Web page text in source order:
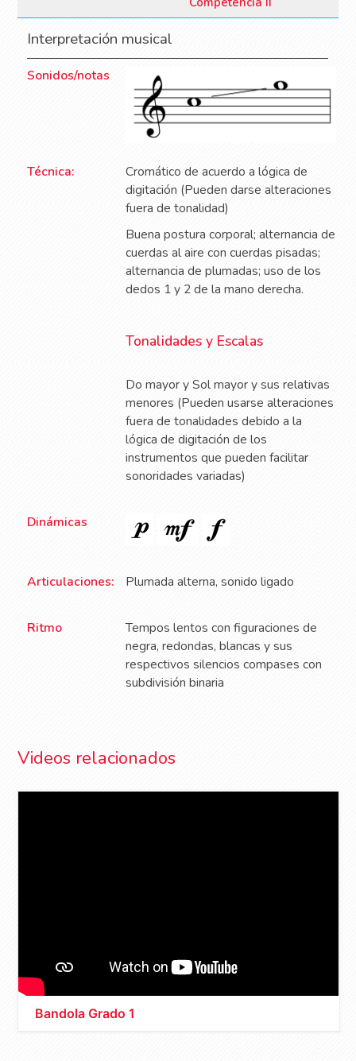
Interpretación musical
Sonidos/notas
Técnica:
Cromático de acuerdo a lógica de
digitación (Pueden darse alteraciones
fuera de tonalidad)
Buena postura corporal; alternancia de
cuerdas al aire con cuerdas pisadas;
alternancia de plumadas; uso de los
dedos 1 y 2 de la mano derecha.
Tonalidades y Escalas
Do mayor y Sol mayor y sus relativas
menores (Pueden usarse alteraciones
fuera de tonalidades debido a la
lógica de digitación de los
instrumentos que pueden facilitar
sonoridades variadas)
Dinámicas
Articulaciones: Plumada alterna, sonido ligado
Ritmo
Tempos lentos con figuraciones de
negra, redondas, blancas y sus
respectivos silencios compases con
subdivisión binaria
Videos relacionados
Bandola Grado 1